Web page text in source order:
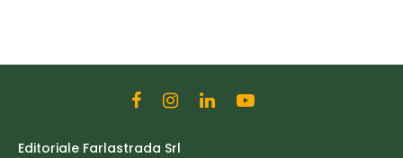
Editoriale Farlastrada Srl